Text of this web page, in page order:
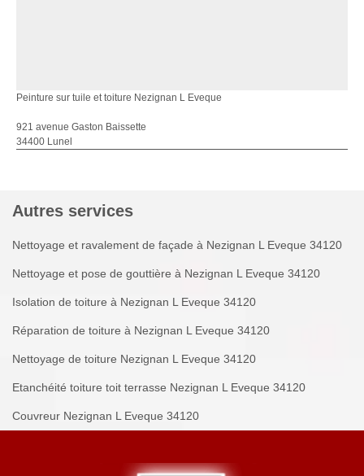
Peinture sur tuile et toiture Nezignan L Eveque
921 avenue Gaston Baissette
34400 Lunel
Autres services
Nettoyage et ravalement de façade à Nezignan L Eveque 34120
Nettoyage et pose de gouttière à Nezignan L Eveque 34120
Isolation de toiture à Nezignan L Eveque 34120
Réparation de toiture à Nezignan L Eveque 34120
Nettoyage de toiture Nezignan L Eveque 34120
Etanchéité toiture toit terrasse Nezignan L Eveque 34120
Couvreur Nezignan L Eveque 34120